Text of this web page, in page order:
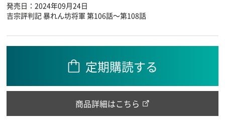
発売日：2024年09月24日
吉宗評判記 暴れん坊将軍 第106話～第108話
定期購読する
商品詳細はこちら